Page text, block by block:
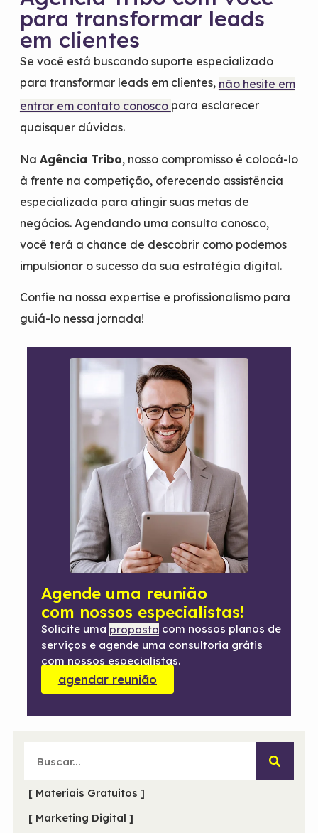
para transformar leads
em clientes
Se você está buscando suporte especializado
para transformar leads em clientes, não hesite em
entrar em contato conosco para esclarecer
quaisquer dúvidas.
Na Agência Tribo, nosso compromisso é colocá-lo
à frente na competição, oferecendo assistência
especializada para atingir suas metas de
negócios. Agendando uma consulta conosco,
você terá a chance de descobrir como podemos
impulsionar o sucesso da sua estratégia digital.
Confie na nossa expertise e profissionalismo para
guiá-lo nessa jornada!
Agende uma reunião
com nossos especialistas!
Solicite uma proposta com nossos planos de
serviços e agende uma consultoria grátis
com nossos especialistas.
agendar reunião
[ Materiais Gratuitos ]
[ Marketing Digital ]